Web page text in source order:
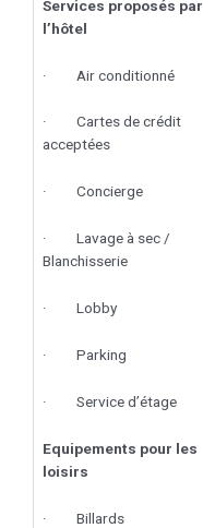
Services proposés par
l’hôtel
· Air conditionné
· Cartes de crédit
acceptées
· Concierge
· Lavage à sec /
Blanchisserie
· Lobby
· Parking
· Service d’étage
Equipements pour les
loisirs
· Billards